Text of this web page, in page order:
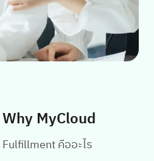
Why MyCloud
Fulfillment คืออะไร